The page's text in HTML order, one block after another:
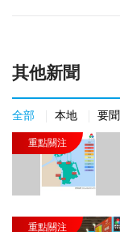
其他新聞
全部 本地 要聞